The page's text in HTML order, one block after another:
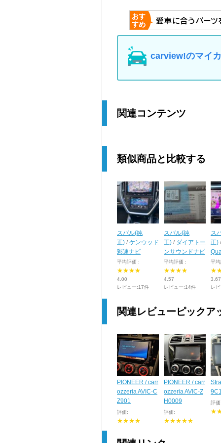
carview!のマイ
関連コンテンツ
類似商品と比較する
スバル(純
正) /ケンウッド
彩速ナビ
平均評価 :
★★★★
4.00
レビュー:17件
スバル(純
正) / ダイアトー
ンサウンドナビ
平均評価 :
★★★★
4.57
レビュー:14件
ス
正)
平
3.67
レ
関連レビューピックア
PIONEER / carr
ozzeria AVIC-C
Z901
評価:
★★★★
PIONEER / carr
ozzeria AVIC-Z
H0009
評価:
★★★★★
評